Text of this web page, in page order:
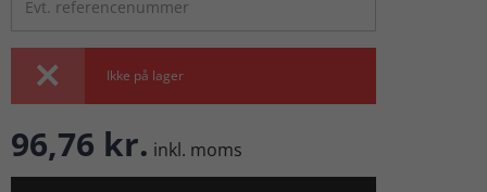
 Ikke på lager
96,76 kr. inkl. moms